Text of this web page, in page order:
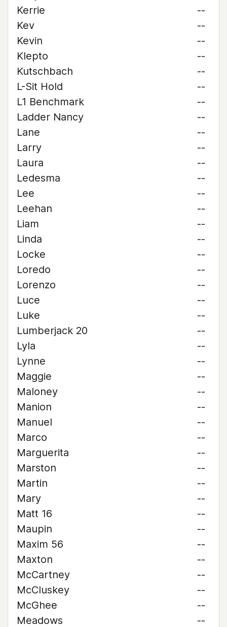
Kerrie
--
Kev
--
Kevin
--
Klepto
--
Kutschbach
--
L-Sit Hold
--
L1 Benchmark
--
Ladder Nancy
--
Lane
--
Larry
--
Laura
--
Ledesma
--
Lee
--
Leehan
--
Liam
--
Linda
--
Locke
--
Loredo
--
Lorenzo
--
Luce
--
Luke
--
Lumberjack 20
--
Lyla
--
Lynne
--
Maggie
--
Maloney
--
Manion
--
Manuel
--
Marco
--
Marguerita
--
Marston
--
Martin
--
Mary
--
Matt 16
--
Maupin
--
Maxim 56
--
Maxton
--
McCartney
--
McCluskey
--
McGhee
--
Meadows
--